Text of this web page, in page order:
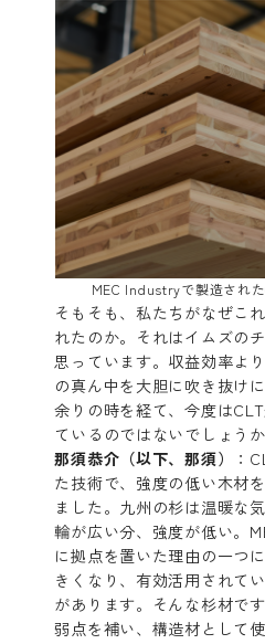
MEC Industryで製造され
そもそも、私たちがなぜこ
れたのか。それはイムズの
思っています。収益効率よ
の真ん中を大胆に吹き抜け
余りの時を経て、今度は
ているのではないでしょうか
那須恭介（以下、那須）
：
た技術で、強度の低い木材
ました。九州の杉は温暖な
輪が広い分、強度が低い。
に拠点を置いた理由の一つ
きくなり、有効活用されて
があります。そんな杉材で
弱点を補い、構造材として